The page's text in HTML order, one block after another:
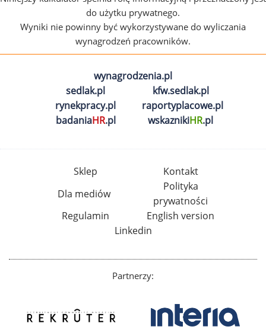
do użytku prywatnego.
Wyniki nie powinny być wykorzystywane do wyliczania
wynagrodzeń pracowników.
wynagrodzenia.pl
sedlak.pl
kfw.sedlak.pl
rynekpracy.pl
raportyplacowe.pl
badaniaHR.pl wskaznikiHR.pl
Sklep
Kontakt
Dla mediów
Polityka
prywatności
Regulamin
English version
Linkedin
Partnerzy: